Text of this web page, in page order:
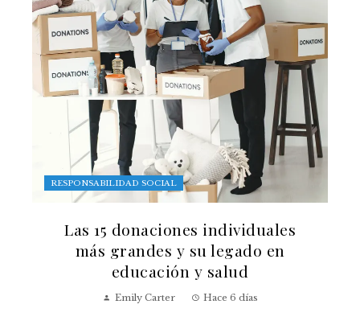
RESPONSABILIDAD SOCIAL
Las 15 donaciones individuales
más grandes y su legado en
educación y salud
Emily Carter Hace 6 días